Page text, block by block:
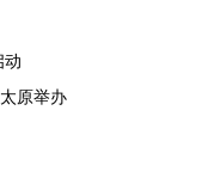
动
原举办